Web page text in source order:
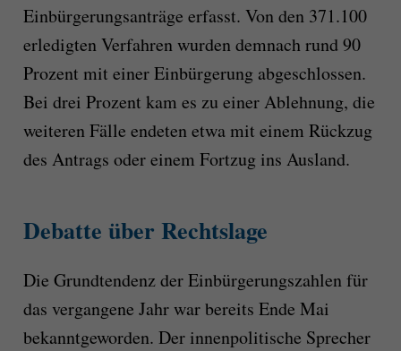
Einbürgerungsanträge erfasst. Von den 371.100
erledigten Verfahren wurden demnach rund 90
Prozent mit einer Einbürgerung abgeschlossen.
Bei drei Prozent kam es zu einer Ablehnung, die
weiteren Fälle endeten etwa mit einem Rückzug
des Antrags oder einem Fortzug ins Ausland.
Debatte über Rechtslage
Die Grundtendenz der Einbürgerungszahlen für
das vergangene Jahr war bereits Ende Mai
bekanntgeworden. Der innenpolitische Sprecher